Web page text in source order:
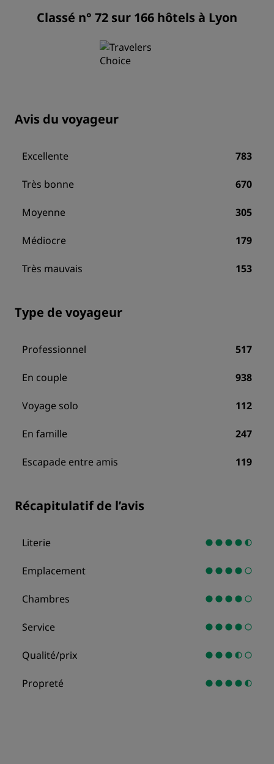
Classé n° 72 sur 166 hôtels à Lyon
Avis du voyageur
Excellente 783
Très bonne 670
Moyenne 305
Médiocre 179
Très mauvais 153
Type de voyageur
Professionnel 517
En couple 938
Voyage solo 112
En famille 247
Escapade entre amis 119
Récapitulatif de l’avis
Literie
Emplacement
Chambres
Service
Qualité/prix
Propreté